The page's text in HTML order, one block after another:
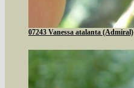
07243 Vanessa atalanta (Admiral)